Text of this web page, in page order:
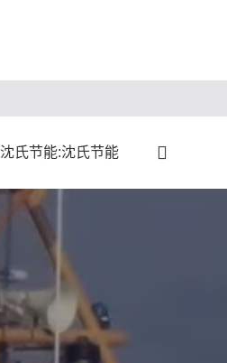
沈氏节能:沈氏节能